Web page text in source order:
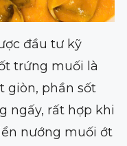
đầu tư kỹ
trứng muối là
giòn, phần sốt
ngấy, rất hợp khi
nướng muối ớt